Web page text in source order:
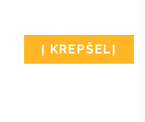
Į KREPŠELĮ